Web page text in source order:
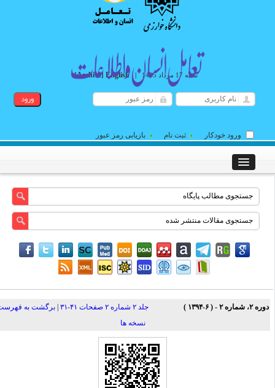
شنبه 17 مرداد 1405 |
English
[Archive]
ورود خودکار ثبت نام بازیابی رمز عبور
۲، شماره ۲ - ( ۶-۱۳۹۴ ) جلد ۲ شماره ۲ صفحات ۴۱-۳۱ |برگشت به فهرست
نسخه ها